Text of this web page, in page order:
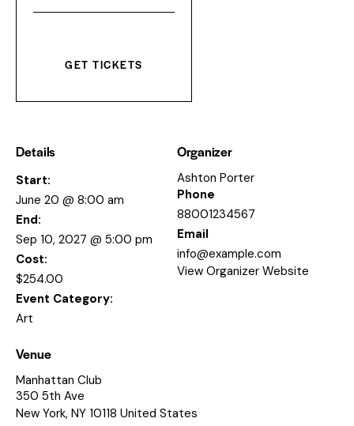
n
y
GET TICKETS
Details
Start:
June 20 @ 8:00 am
End:
Sep 10, 2027 @ 5:00 pm
Cost:
$254.00
Event Category:
Art
Organizer
Ashton Porter
Phone
88001234567
Email
info@example.com
View Organizer Website
Venue
Manhattan Club
350 5th Ave
New York, NY 10118 United States